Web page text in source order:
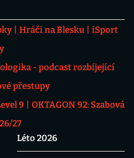
Hráči na Blesku
iSport
- podcast rozbíjející
přestupy
9
OKTAGON 92: Szabová
27
Léto 2026